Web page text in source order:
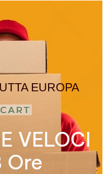
EUROPA
VELOCI
Ore